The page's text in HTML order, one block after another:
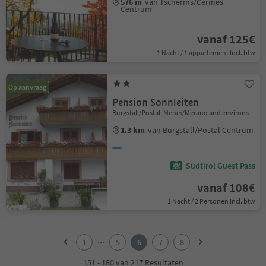
Centrum
vanaf 125€
1 Nacht / 1 appartement Incl. btw
Op aanvraag
Pension Sonnleiten
Burgstall/Postal, Meran/Merano and environs
1.3 km van Burgstall/Postal Centrum
Südtirol Guest Pass
vanaf 108€
1 Nacht / 2 Personen Incl. btw
1 ... 5 6 7
8
151 - 180 van 217 Resultaten